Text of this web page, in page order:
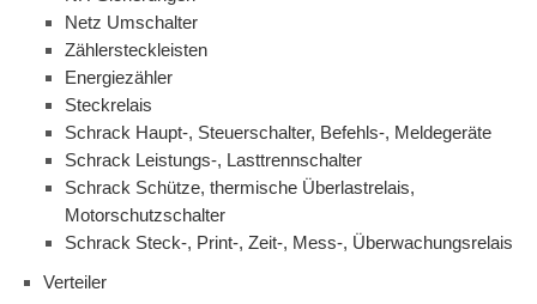
Netz Umschalter
Zählersteckleisten
Energiezähler
Steckrelais
Schrack Haupt-, Steuerschalter, Befehls-, Meldegeräte
Schrack Leistungs-, Lasttrennschalter
Schrack Schütze, thermische Überlastrelais,
Motorschutzschalter
Schrack Steck-, Print-, Zeit-, Mess-, Überwachungsrelais
Verteiler